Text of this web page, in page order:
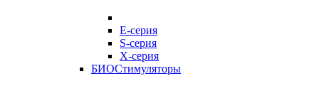
E-серия
S-серия
X-серия
БИОСтимуляторы